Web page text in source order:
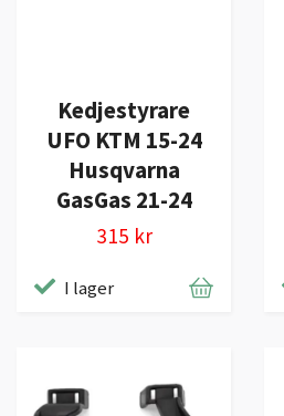
Kedjestyrare
UFO KTM 15-24
Husqvarna
GasGas 21-24
315 kr
I lager